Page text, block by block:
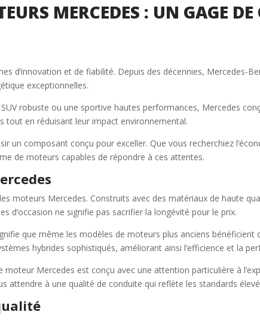
MERCEDES : UN GAGE
d’innovation et de fiabilité. Depuis des décennies, Mercedes-
exceptionnelles.
robuste ou une sportive hautes performances, Mercedes
tout en réduisant leur impact environnemental.
un composant conçu pour exceller. Que vous recherchiez
de moteurs capables de répondre à ces attentes.
moteurs Mercedes. Construits avec des matériaux de haute
d’occasion ne signifie pas sacrifier la longévité pour le prix.
que même les modèles de moteurs plus anciens
hybrides sophistiqués, améliorant ainsi l’efficience et la
Mercedes est conçu avec une attention particulière à
attendre à une qualité de conduite qui reflète les standards